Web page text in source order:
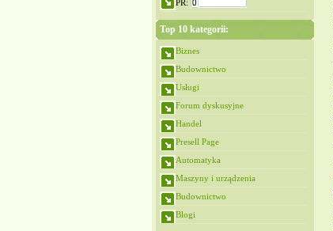
PR:
Top 10 kategorii:
Biznes
Budownictwo
Usługi
Forum dyskusyjne
Handel
Presell Page
Automatyka
Maszyny i urządzenia
Budownictwo
Blogi